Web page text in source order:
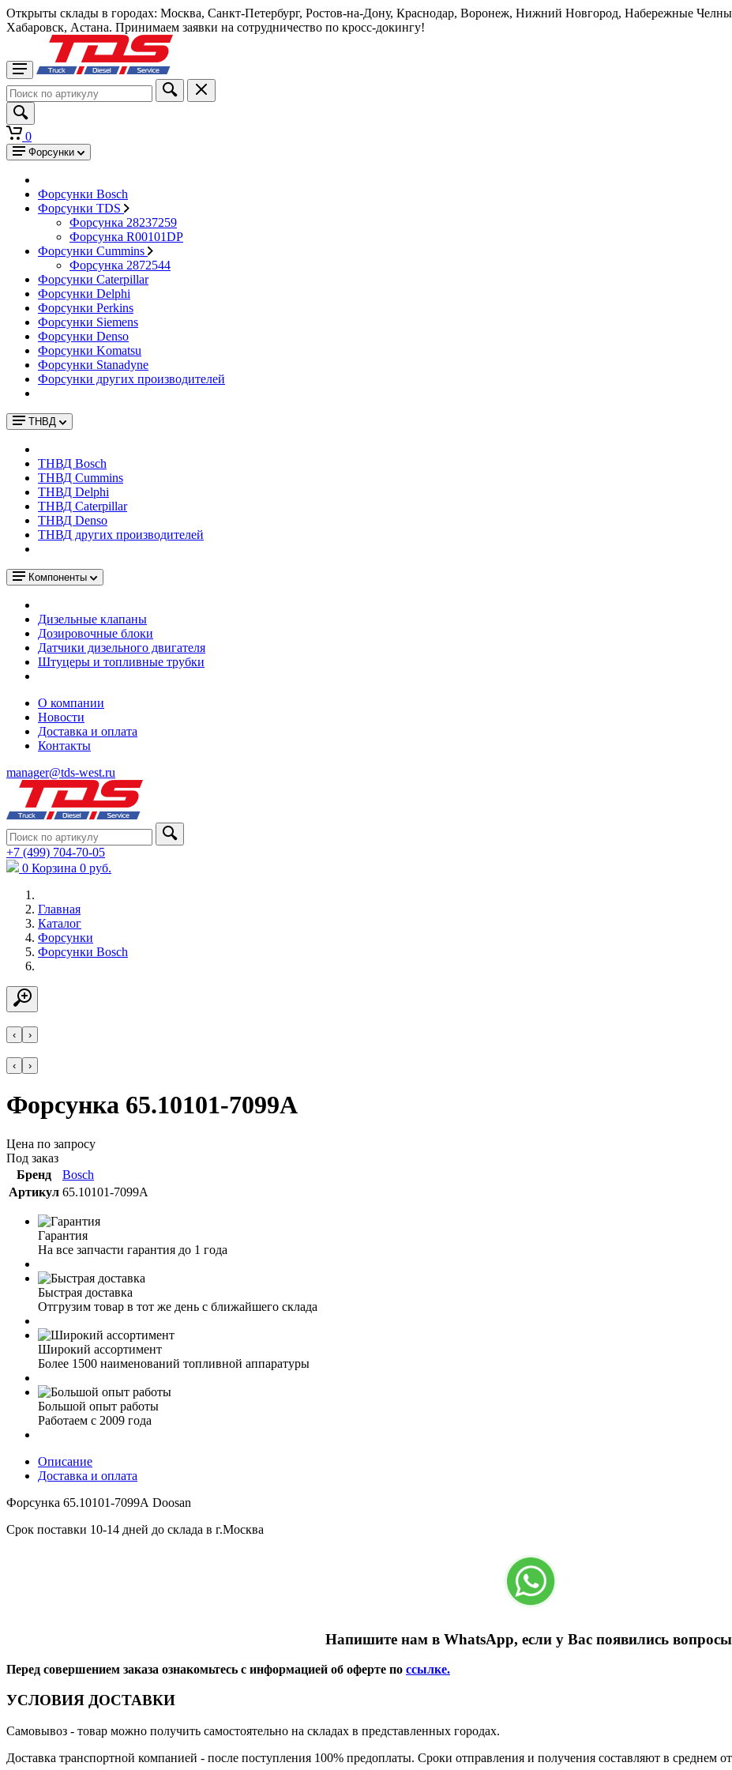
Открыты склады в городах: Москва, Санкт-Петербург, Ростов-на-Дону, Краснодар, Воронеж, Нижний Новгород, Набережные
Хабаровск, Астана. Принимаем заявки на сотрудничество по кросс-докингу!
0
Форсунки
Форсунки Bosch
Форсунки TDS
Форсунка 28237259
Форсунка R00101DP
Форсунки Cummins
Форсунка 2872544
Форсунки Caterpillar
Форсунки Delphi
Форсунки Perkins
Форсунки Siemens
Форсунки Denso
Форсунки Komatsu
Форсунки Stanadyne
Форсунки других производителей
ТНВД
ТНВД Bosch
ТНВД Cummins
ТНВД Delphi
ТНВД Caterpillar
ТНВД Denso
ТНВД других производителей
Компоненты
Дизельные клапаны
Дозировочные блоки
Датчики дизельного двигателя
Штуцеры и топливные трубки
О компании
Новости
Доставка и оплата
Контакты
manager@tds-west.ru
+7 (499) 704-70-05
0 Корзина 0 руб.
Главная
Каталог
Форсунки
Форсунки Bosch
‹ ›
‹ ›
Форсунка 65.10101-7099А
Цена по запросу
Под заказ
Бренд
Bosch
Артикул 65.10101-7099А
Гарантия
На все запчасти гарантия до 1 года
Быстрая доставка
Отгрузим товар в тот же день с ближайшего склада
Широкий ассортимент
Более 1500 наименований топливной аппаратуры
Большой опыт работы
Работаем с 2009 года
Описание
Доставка и оплата
Форсунка 65.10101-7099А Doosan
Срок поставки 10-14 дней до склада в г.Москва
Напишите нам в WhatsApp, если у Вас появились
Перед совершением заказа ознакомьтесь с информацией об оферте по ссылке.
УСЛОВИЯ ДОСТАВКИ
Самовывоз - товар можно получить самостоятельно на складах в представленных городах.
Доставка транспортной компанией - после поступления 100% предоплаты. Сроки отправления и получения составляют в среднем